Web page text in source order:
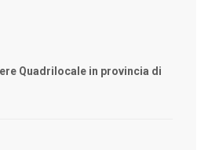
Quadrilocale in provincia di